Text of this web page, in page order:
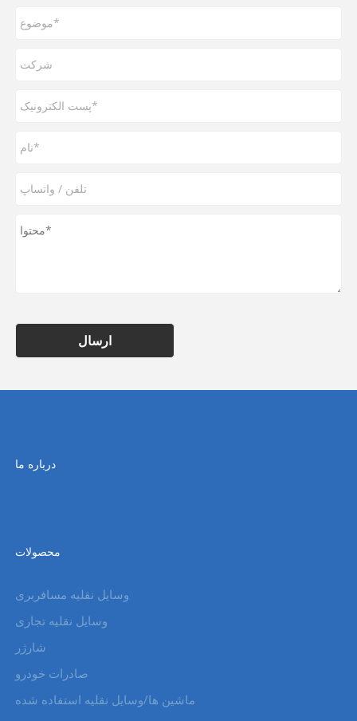
ارسال
درباره ما
محصولات
وسایل نقلیه مسافربری
وسایل نقلیه تجاری
شارژر
صادرات خودرو
ماشین ها/وسایل نقلیه استفاده شده